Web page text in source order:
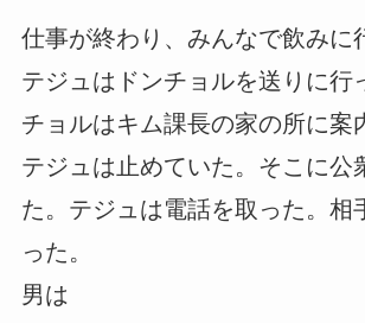
仕事が終わり、みんなで飲みに
テジュはドンチョルを送りに行
チョルはキム課長の家の所に案
テジュは止めていた。そこに公
た。テジュは電話を取った。相
った。
男は